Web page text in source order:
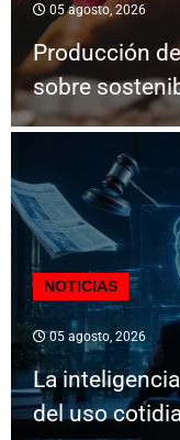
05 agosto, 2026
Producción
sobre
NOTICIAS
05 agosto, 2026
La
del uso